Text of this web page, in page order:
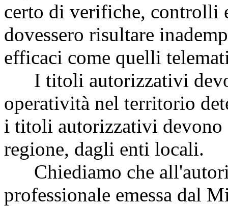
certo di verifiche, controlli
dovessero risultare
efficaci come quelli
I titoli autorizzativi
operatività nel territorio
i titoli autorizzativi devono
regione, dagli enti locali.
Chiediamo che
professionale emessa dal